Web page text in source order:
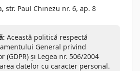
str. Paul Chinezu nr. 6, ap. 8
Această politică respectă
General privind
(GDPR) și Legea nr. 506/2004
datelor cu caracter personal.